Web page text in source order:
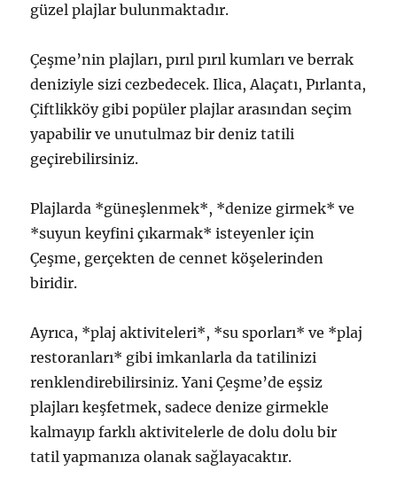
güzel plajlar bulunmaktadır.
Çeşme’nin plajları, pırıl pırıl kumları ve berrak
deniziyle sizi cezbedecek. Ilica, Alaçatı, Pırlanta,
Çiftlikköy gibi popüler plajlar arasından seçim
yapabilir ve unutulmaz bir deniz tatili
geçirebilirsiniz.
Plajlarda *güneşlenmek*, *denize girmek* ve
*suyun keyfini çıkarmak* isteyenler için
Çeşme, gerçekten de cennet köşelerinden
biridir.
Ayrıca, *plaj aktiviteleri*, *su sporları* ve *plaj
restoranları* gibi imkanlarla da tatilinizi
renklendirebilirsiniz. Yani Çeşme’de eşsiz
plajları keşfetmek, sadece denize girmekle
kalmayıp farklı aktivitelerle de dolu dolu bir
tatil yapmanıza olanak sağlayacaktır.